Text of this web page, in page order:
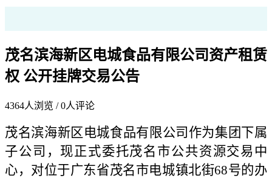
茂名滨海新区电城食品有限公司资产租赁
权 公开挂牌交易公告
4364人浏览 /0人评论
茂名滨海新区电城食品有限公司作为集团下属
子公司，现正式委托茂名市公共资源交易中
心，对位于广东省茂名市电城镇北街68号的办